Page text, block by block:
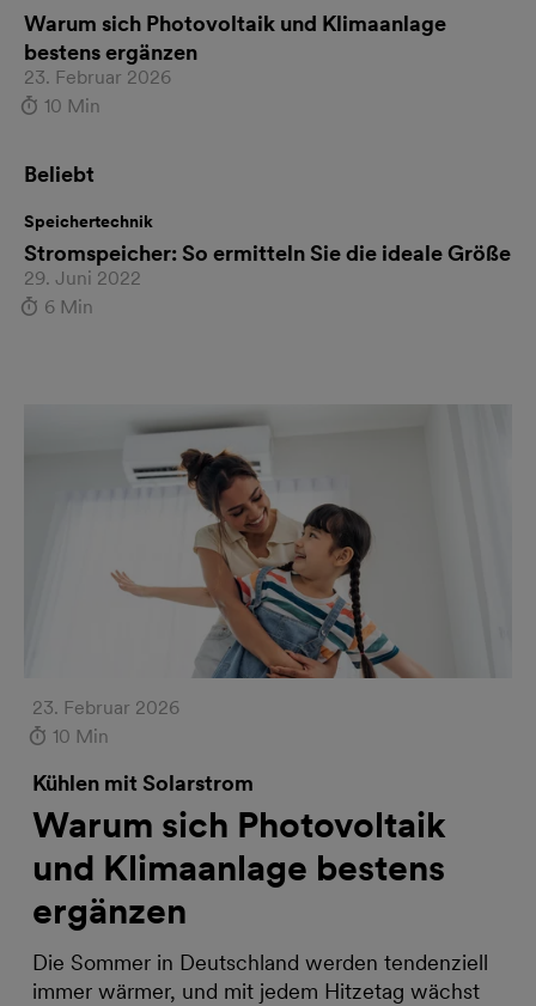
23. Februar 2026
10 Min
Warum sich Photovoltaik und Klimaanlage
bestens ergänzen
Beliebt
29. Juni 2022
6 Min
Speichertechnik
Stromspeicher: So ermitteln Sie die ideale Größe
23. Februar 2026
10 Min
Kühlen mit Solarstrom
Warum sich Photovoltaik
und Klimaanlage bestens
ergänzen
Die Sommer in Deutschland werden tendenziell
immer wärmer, und mit jedem Hitzetag wächst